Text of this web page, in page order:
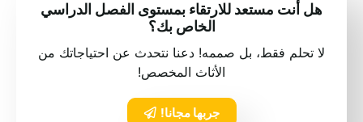
هل أنت مستعد للارتقاء بمستوى الفصل الدراسي
الخاص بك؟
لا تحلم فقط، بل صممه! دعنا نتحدث عن احتياجاتك من
الأثاث المخصص!
جربها مجانا!